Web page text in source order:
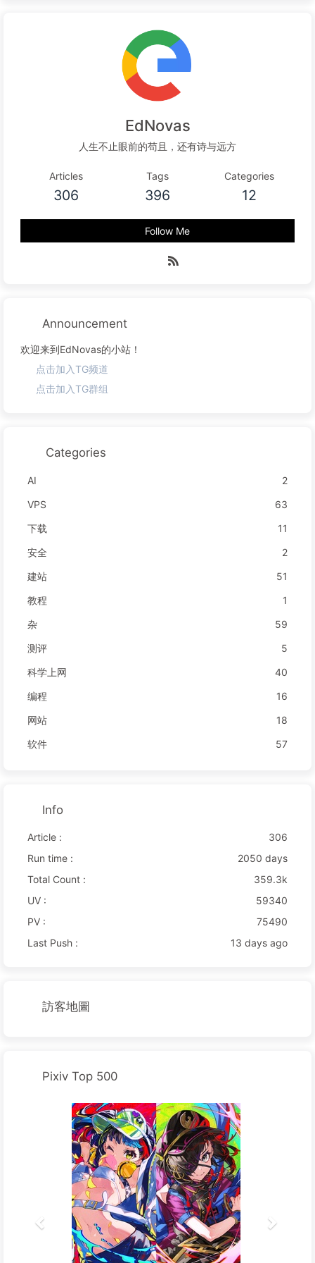
EdNovas
人生不止眼前的苟且，还有诗与远方
Articles
306
Tags
396
Categories
12
Follow Me
Announcement
欢迎来到EdNovas的小站！
点击加入TG频道
点击加入TG群组
Categories
AI
2
VPS
63
下载
11
安全
2
建站
51
教程
1
杂
59
测评
5
科学上网
40
编程
16
网站
18
软件
57
Info
Article :
306
Run time :
2050 days
Total Count :
359.3k
UV :
59340
PV :
75490
Last Push :
13 days ago
訪客地圖
Pixiv Top 500